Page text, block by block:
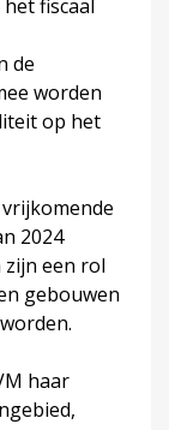
fiscaal
de
worden
op het
2024
een rol
gebouwen
haar